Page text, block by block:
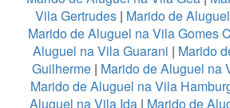
Vila Gertrudes| Marido de
Marido de Aluguel na Vila Gomes
Aluguel na Vila Guarani | Marido
Guilherme| Marido de Aluguel na
Marido de Aluguel na Vila
Aluguel na Vila Ida | Marido de